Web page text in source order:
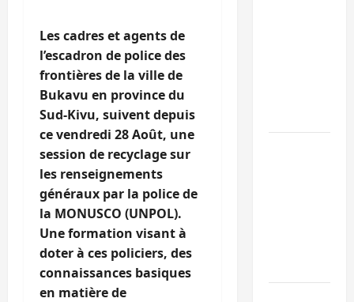
Les cadres et agents de
l’escadron de police des
frontières de la ville de
Bukavu en province du
Sud-Kivu, suivent depuis
ce vendredi 28 Août, une
session de recyclage sur
les renseignements
généraux par la police de
la MONUSCO (UNPOL).
Une formation visant à
doter à ces policiers, des
connaissances basiques
en matière de